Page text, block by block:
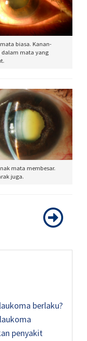
biasa. Kanan-
dalam mata yang
mata membesar.
juga.
berlaku?
penyakit